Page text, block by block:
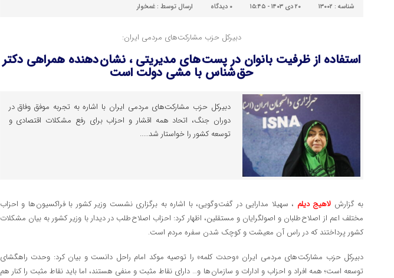
شناسه : ۱۳۰۰۲ ۲۰ دی ۱۴۰۳ - ۱۵:۴۵ ۰ دیدگاه ارسال توسط : غمخوار
دبیرکل حزب مشارکت‌های مردمی ایران:
استفاده از ظرفیت بانوان در پست های مدیریتی ، نشان دهنده همراهی دکتر
حق شناس با مشی دولت است
دبیرکل حزب مشارکت‌های مردمی ایران با اشاره به تجربه موفق وفاق در
دوران جنگ، اتحاد همه اقشار و احزاب برای رفع مشکلات اقتصادی و
توسعه کشور را خواستار شد.....
به گزارش لاهیج دیلم ، سهیلا مدارایی در گفت وگویی، با اشاره به برگزاری نشست وزیر کشور با فراکسیون ها و احزاب
مختلف اعم از اصلاح طلبان و اصولگرایان و مستقلین، اظهار کرد: احزاب اصلاح طلب در دیدار با وزیر کشور به بیان مشکلات
کشور پرداختند که در راس آن معیشت و کوچک شدن سفره مردم است.
دبیرکل حزب مشارکت های مردمی ایران «وحدت کلمه» را توصیه موکد امام راحل دانست و بیان کرد: وحدت راهگشای
توسعه است؛ همه افراد و احزاب و ادارات و سازمان ها و… دارای نقاط مثبت و منفی هستند، اما باید نقاط مثبت را کنار هم